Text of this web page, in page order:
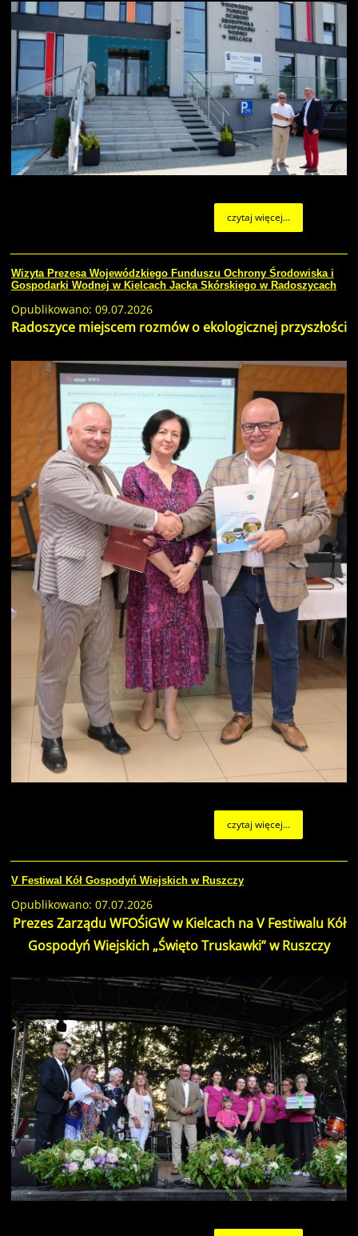
czytaj więcej...
Wizyta Prezesa Wojewódzkiego Funduszu Ochrony Środowiska i
Gospodarki Wodnej w Kielcach Jacka Skórskiego w Radoszycach
Opublikowano: 09.07.2026
Radoszyce miejscem rozmów o ekologicznej przyszłości
czytaj więcej...
V Festiwal Kół Gospodyń Wiejskich w Ruszczy
Opublikowano: 07.07.2026
Prezes Zarządu WFOŚiGW w Kielcach na V Festiwalu Kół
Gospodyń Wiejskich „Święto Truskawki” w Ruszczy